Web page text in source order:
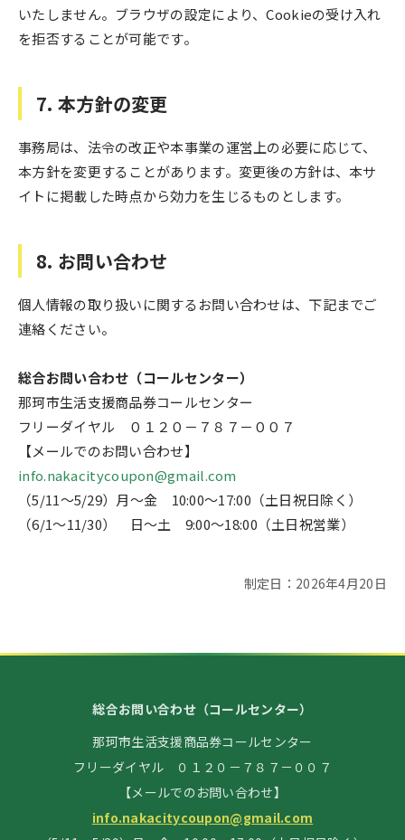
いたしません。ブラウザの設定により、Cookieの受け入れ
を拒否することが可能です。
7. 本方針の変更
事務局は、法令の改正や本事業の運営上の必要に応じて、
本方針を変更することがあります。変更後の方針は、本サ
イトに掲載した時点から効力を生じるものとします。
8. お問い合わせ
個人情報の取り扱いに関するお問い合わせは、下記までご
連絡ください。
総合お問い合わせ（コールセンター）
那珂市生活支援商品券コールセンター
フリーダイヤル ０１２０－７８７－００７
【メールでのお問い合わせ】
info.nakacitycoupon@gmail.com
（5/11～5/29）月～金 10:00～17:00（土日祝日除く）
（6/1～11/30） 日～土 9:00～18:00（土日祝営業）
制定日：2026年4月20日
総合お問い合わせ（コールセンター）
那珂市生活支援商品券コールセンター
フリーダイヤル ０１２０－７８７－００７
【メールでのお問い合わせ】
info.nakacitycoupon@gmail.com